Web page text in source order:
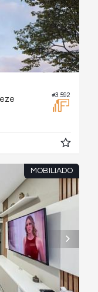
#3.592
MOBILIADO